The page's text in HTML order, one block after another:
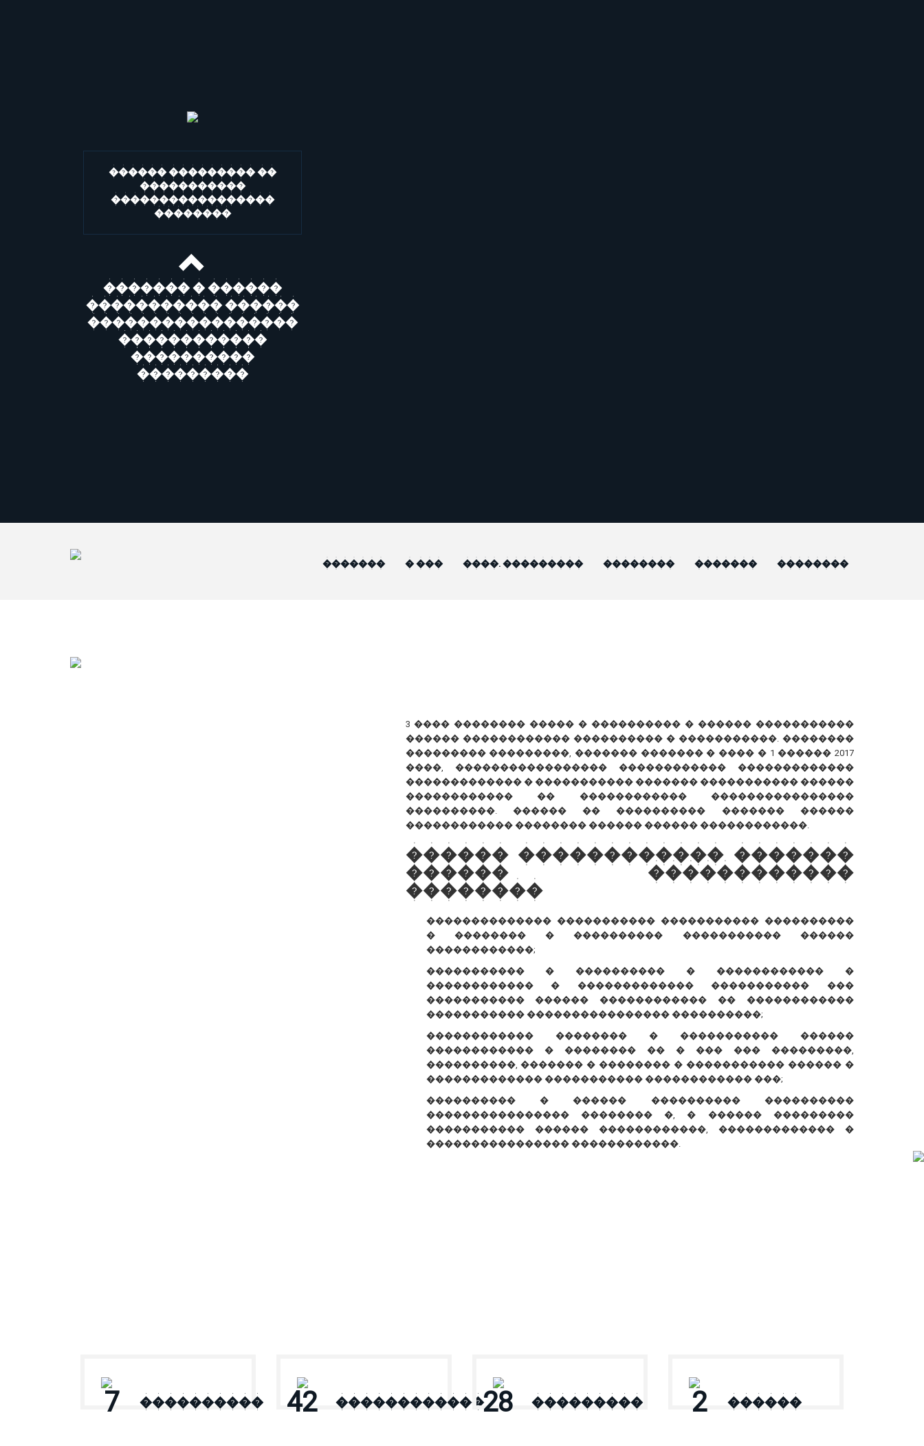
������ ��������� ��
�����������
�����������������
��������
������� � ������
����������� ������
�����������������
������������
����������
���������
������� � ��� ����. ��������� �������� ������� ��������
3 ���� �������� ����� � ���������� � ������ �����������
������ ������������ ���������� � �����������. ��������
��������� ���������, ������� ������� � ���� � 1 ������ 2017
����, ����������������� ������������ �������������
������������� � ����������� ������� ����������� ������
������������ �� ������������ ����������������
����������. ������ �� ���������� ������� ������
������������ �������� ������ ������ ������������.
������ ������������ �������
������ ������������
��������
�������������� ����������� ����������� ����������
� �������� � ���������� ����������� ������
������������;
����������� � ���������� � ������������ �
������������ � ������������� ����������� ���
����������� ������ ������������ �� ������������
����������� ���������������� ����������;
������������ �������� � ����������� ������
������������ � �������� �� � ��� ��� ���������,
����������, ������� � �������� � ����������� ������ �
������������� ����������� ������������ ���;
���������� � ������ ���������� ����������
���������������� �������� �, � ������ ���������
����������� ������ ������������, ������������� �
���������������� ������������.
7 ���������� 42 ������������28 ��������� 2 ������